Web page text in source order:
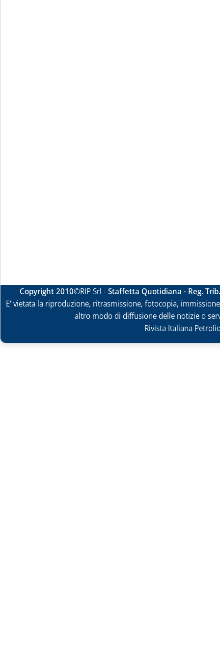
Copyright 2010©RIP Srl -Staffetta Quotidiana - Reg.
E' vietata la riproduzione, ritrasmissione, fotocopia,
altro modo di diffusione delle notizie o
Rivista Italiana